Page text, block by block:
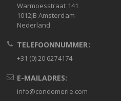
Warmoesstraat 141
1012JB Amsterdam
Nederland
TELEFOONNUMMER:
+31 (0) 20 6274174
E-MAILADRES:
info@condomerie.com